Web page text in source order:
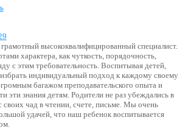
высококвалифицированный специалист.
характера, как чуткость, порядочность,
с этим требовательность. Воспитывая детей,
индивидуальный подход к каждому своему
багажом преподавательского опыта и
эти знания детям. Родители не раз убеждались в
своих чад в чтении, счете, письме. Мы очень
удачей, что наш ребенок воспитывается